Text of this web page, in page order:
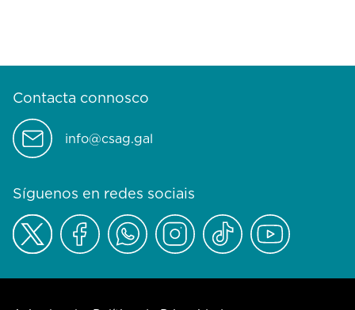
Contacta connosco
info@csag.gal
Síguenos en redes sociais